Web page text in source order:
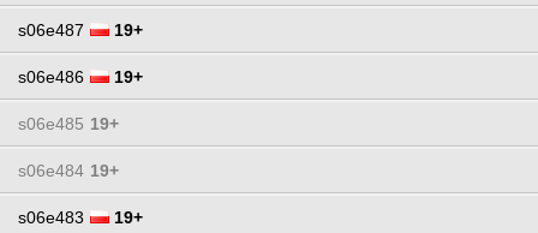
s06e487 19+
s06e486 19+
s06e485 19+
s06e484 19+
s06e483 19+